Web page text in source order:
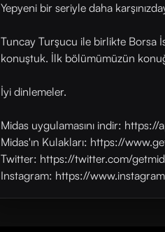
Yepyeni bir seriyle daha
Tuncay Turşucu ile birlikte Borsa
konuştuk. İlk bölümümüzün
İyi dinlemeler.
Midas uygulamasını indir:
Midas'ın Kulakları: https://
Twitter: https://twitter.com/
Instagram: https://